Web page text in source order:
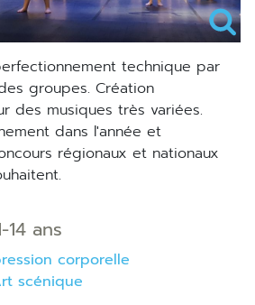
groupes. Création
des musiques très variées.
dans l'année et
régionaux et nationaux
14 ans
corporelle
scénique